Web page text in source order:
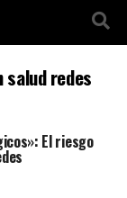
redes
El riesgo